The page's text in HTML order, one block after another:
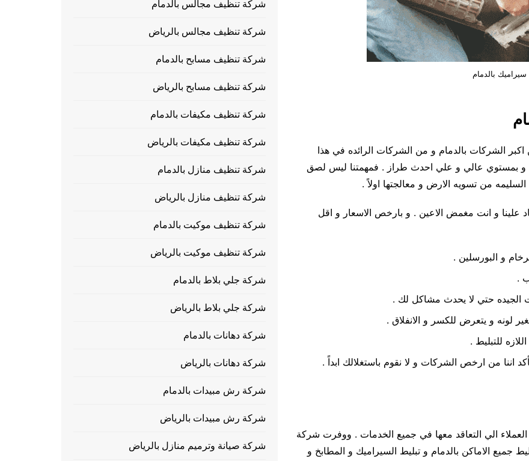
بالدمام
الشركات بالدمام و من الشركات الرائده في هذا
. و بمستوي عالي و علي احدث طراز . فمهمتنا ليس لصق
من تسويه الارض و معالجتها اولاً .
علينا و انت مغمض الاعين . و بارخص الاسعار و اقل
و البورسلين .
.
الجيده حتي لا يحدث مشاكل لك .
لونه و يتعرض للكسر و الانفلاق .
للتبليط .
اننا من ارخص الشركات و لا نقوم باستغلالك ابداً .
الي التعاقد معها في جميع الخدمات . ووفرت شركة
جميع الاماكن بالدمام و تبليط السيراميك و المطابخ و
شركة تنظيف مجالس بالدمام
شركة تنظيف مجالس بالرياض
شركة تنظيف مسابح بالدمام
شركة تنظيف مسابح بالرياض
شركة تنظيف مكيفات بالدمام
شركة تنظيف مكيفات بالرياض
شركة تنظيف منازل بالدمام
شركة تنظيف منازل بالرياض
شركة تنظيف موكيت بالدمام
شركة تنظيف موكيت بالرياض
شركة جلي بلاط بالدمام
شركة جلي بلاط بالرياض
شركة دهانات بالدمام
شركة دهانات بالرياض
شركة رش مبيدات بالدمام
شركة رش مبيدات بالرياض
شركة صيانة وترميم منازل بالرياض